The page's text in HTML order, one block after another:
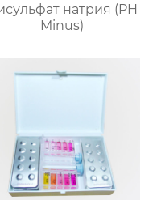
натрия (PH
Minus)